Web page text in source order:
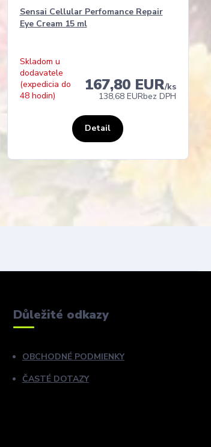
Sensai Cellular Perfomance Repair
Eye Cream 15 ml
167,80 EUR/ks
138,68 EURbez DPH
Skladom u
dodavatele
(expedicia do
48 hodin)
Detail
Důležité odkazy
OBCHODNÉ PODMIENKY
ČASTÉ DOTAZY